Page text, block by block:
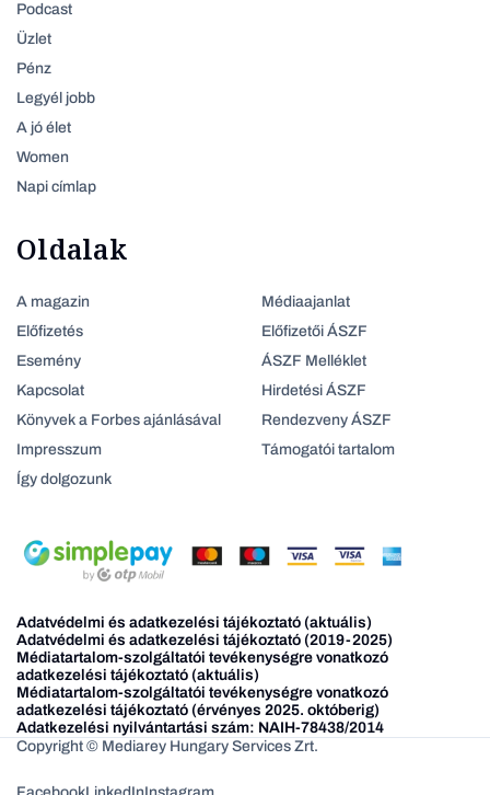
Podcast
Üzlet
Pénz
Legyél jobb
A jó élet
Women
Napi címlap
Oldalak
A magazin
Előfizetés
Esemény
Kapcsolat
Könyvek a Forbes ajánlásával
Impresszum
Így dolgozunk
Médiaajanlat
Előfizetői ÁSZF
ÁSZF Melléklet
Hirdetési ÁSZF
Rendezveny ÁSZF
Támogatói tartalom
Adatvédelmi és adatkezelési tájékoztató (aktuális)
Adatvédelmi és adatkezelési tájékoztató (2019-2025)
Médiatartalom-szolgáltatói tevékenységre vonatkozó
adatkezelési tájékoztató (aktuális)
Médiatartalom-szolgáltatói tevékenységre vonatkozó
adatkezelési tájékoztató (érvényes 2025. októberig)
Adatkezelési nyilvántartási szám: NAIH-78438/2014
Copyright © Mediarey Hungary Services Zrt.